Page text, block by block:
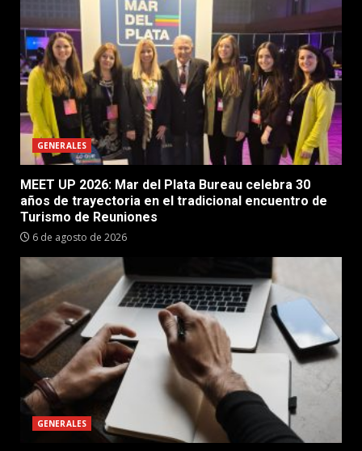
GENERALES
MEET UP 2026: Mar del Plata Bureau celebra 30
años de trayectoria en el tradicional encuentro de
Turismo de Reuniones
6 de agosto de 2026
GENERALES